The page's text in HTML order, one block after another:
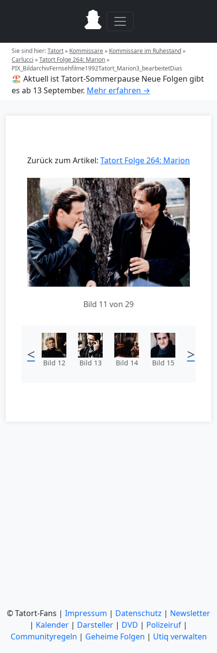
Sie sind hier:Tatort» Kommissare» Kommissare im Ruhestand»
Carlucci »Tatort Folge 264: Marion»
PIX_BildarchivFernsehfilme1992Tatort_Marion3_bearbeitetDias
🏖️ Aktuell ist Tatort-Sommerpause Neue Folgen gibt
es ab 13 September. Mehr erfahren →
Zurück zum Artikel: Tatort Folge 264: Marion
Bild 11 von 29
< Bild 12 Bild 13 Bild 14 Bild 15 >
© Tatort-Fans | Impressum | Datenschutz | Newsletter
| Kalender | Darsteller | DVD | Polizeiruf |
Communityregeln | Geheime Folgen | Utiq verwalten